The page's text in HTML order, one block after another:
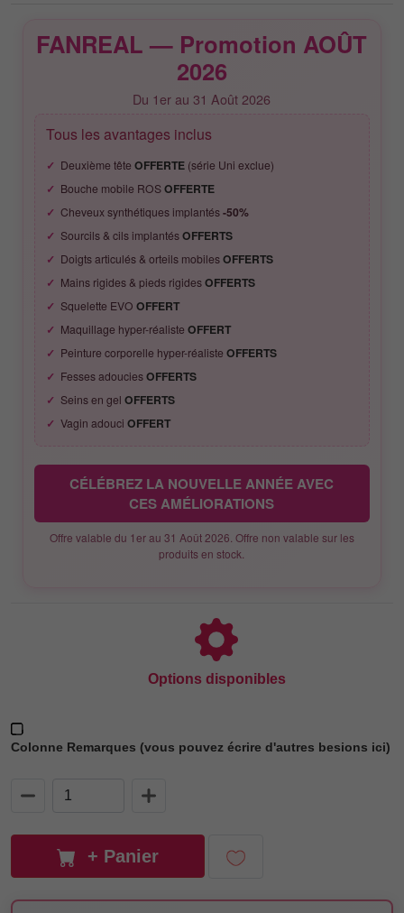
FANREAL — Promotion AOÛT
2026
Du 1er au 31 Août 2026
Tous les avantages inclus
Deuxième tête OFFERTE(série Uni exclue)
Bouche mobile ROSOFFERTE
Cheveux synthétiques implantés-50%
Sourcils & cils implantésOFFERTS
Doigts articulés & orteils mobilesOFFERTS
Mains rigides & pieds rigidesOFFERTS
Squelette EVO OFFERT
Maquillage hyper-réaliste OFFERT
Peinture corporelle hyper-réaliste OFFERTS
Fesses adouciesOFFERTS
Seins en gel OFFERTS
Vagin adouci OFFERT
CÉLÉBREZ LA NOUVELLE ANNÉE AVEC
CES AMÉLIORATIONS
Offre valable du 1er au 31 Août 2026. Offre non valable sur les
produits en stock.
Options disponibles
Colonne Remarques (vous pouvez écrire d'autres besions ici)
+ Panier